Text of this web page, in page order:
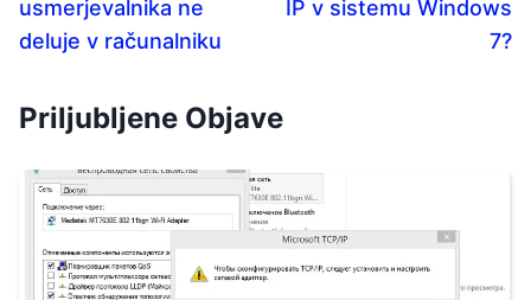
usmerjevalnika ne
deluje v računalniku
IP v sistemu Windows
7?
Priljubljene Objave